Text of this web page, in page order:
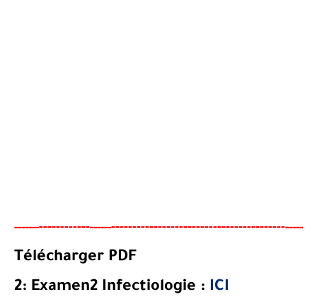
-----------------------------------------------------------------------
Télécharger PDF
2: Examen2 Infectiologie : ICI